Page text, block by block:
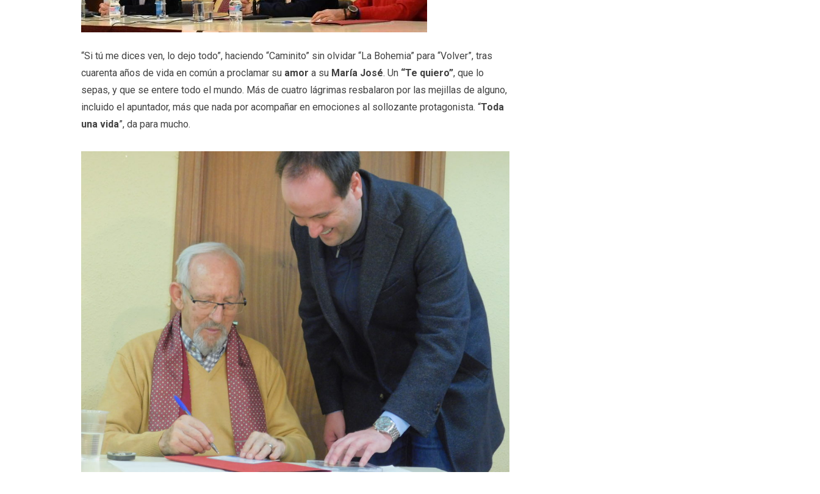
“Si tú me dices ven, lo dejo todo”, haciendo “Caminito” sin olvidar “La Bohemia” para “Volver”, tras
cuarenta años de vida en común a proclamar su amor a su María José. Un “Te quiero”, que lo
sepas, y que se entere todo el mundo. Más de cuatro lágrimas resbalaron por las mejillas de alguno,
incluido el apuntador, más que nada por acompañar en emociones al sollozante protagonista. “Toda
una vida”, da para mucho.